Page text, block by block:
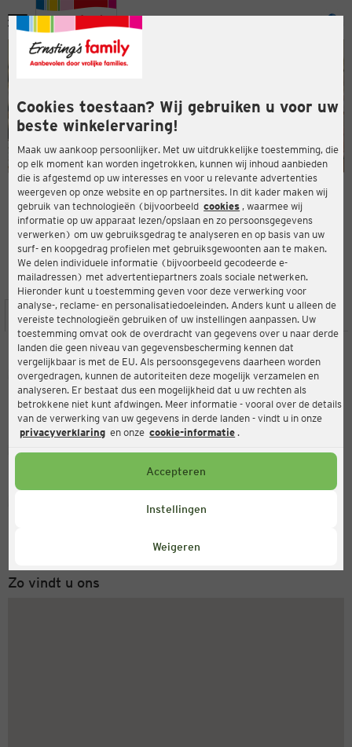
Cookies toestaan? Wij gebruiken u voor uw
beste winkelervaring!
Maak uw aankoop persoonlijker. Met uw uitdrukkelijke toestemming, die
op elk moment kan worden ingetrokken, kunnen wij inhoud aanbieden
die is afgestemd op uw interesses en voor u relevante advertenties
weergeven op onze website en op partnersites. In dit kader maken wij
gebruik van technologieën (bijvoorbeeld cookies , waarmee wij
informatie op uw apparaat lezen/opslaan en zo persoonsgegevens
verwerken) om uw gebruiksgedrag te analyseren en op basis van uw
surf- en koopgedrag profielen met gebruiksgewoonten aan te maken.
We delen individuele informatie (bijvoorbeeld gecodeerde e-
mailadressen) met advertentiepartners zoals sociale netwerken.
Hieronder kunt u toestemming geven voor deze verwerking voor
analyse-, reclame- en personalisatiedoeleinden. Anders kunt u alleen de
vereiste technologieën gebruiken of uw instellingen aanpassen. Uw
toestemming omvat ook de overdracht van gegevens over u naar derde
landen die geen niveau van gegevensbescherming kennen dat
vergelijkbaar is met de EU. Als persoonsgegevens daarheen worden
overgedragen, kunnen de autoriteiten deze mogelijk verzamelen en
analyseren. Er bestaat dus een mogelijkheid dat u uw rechten als
betrokkene niet kunt afdwingen. Meer informatie - vooral over de details
van de verwerking van uw gegevens in derde landen - vindt u in onze
privacyverklaring en onze cookie-informatie .
Accepteren
Instellingen
Weigeren
Menu
ERNSTING'S FAMILY-WINKEL
Thüringer Str. 9
26723 Emden
3,7
Beoordeling:
LOCATIE SERVICES ASSORTIMENT ACTIES
Ernsting's family
Thüringer Str. 9, 26723 Emden
Gesloten
Servicenummer
Maandag tot vrijdag 8-18 uur
Zo vindt u ons